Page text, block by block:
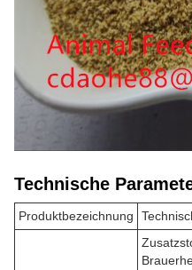
Technische
Produktbezeichnung